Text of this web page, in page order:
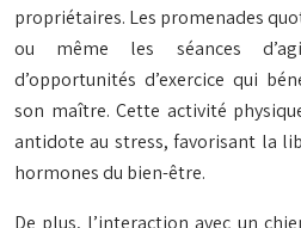
propriétaires. Les promenades
ou même les séances
d’opportunités d’exercice qui
son maître. Cette activité
antidote au stress, favorisant la
hormones du bien-être.
De plus, l’interaction avec un